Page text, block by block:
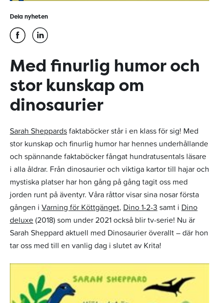
Dela nyheten
Med finurlig humor och
stor kunskap om
dinosaurier
Sarah Sheppardsfaktaböcker står i en klass för sig! Med
stor kunskap och finurlig humor har hennes underhållande
och spännande faktaböcker fångat hundratusentals läsare
i alla åldrar. Från dinosaurier och viktiga kartor till hajar och
mystiska platser har hon gång på gång tagit oss med
jorden runt på äventyr. Våra råttor visar sina nosar första
gången i Varning för Köttgänget, Dino 1-2-3 samt i Dino
deluxe(2018) som under 2021 också blir tv-serie! Nu är
Sarah Sheppard aktuell med Dinosaurier överallt – där hon
tar oss med till en vanlig dag i slutet av Krita!